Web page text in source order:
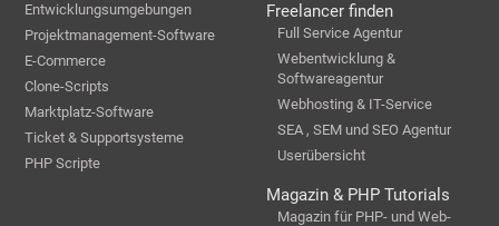
Entwicklungsumgebungen
Projektmanagement-Software
E-Commerce
Clone-Scripts
Marktplatz-Software
Ticket & Supportsysteme
PHP Scripte
Freelancer finden
Full Service Agentur
Webentwicklung &
Softwareagentur
Webhosting & IT-Service
SEA , SEM und SEO Agentur
Userübersicht
Magazin & PHP Tutorials
Magazin für PHP- und Web-